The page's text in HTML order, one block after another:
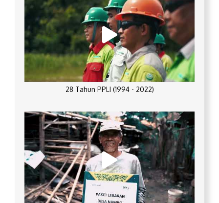
28 Tahun PPLI (1994 - 2022)